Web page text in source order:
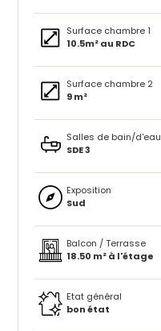
Surface chambre 1
10.5m² au RDC
Surface chambre 2
9 m²
Salles de bain/d'eau
SDE 3
Exposition
Sud
Balcon / Terrasse
18.50 m² à l'étage
Etat général
bon état